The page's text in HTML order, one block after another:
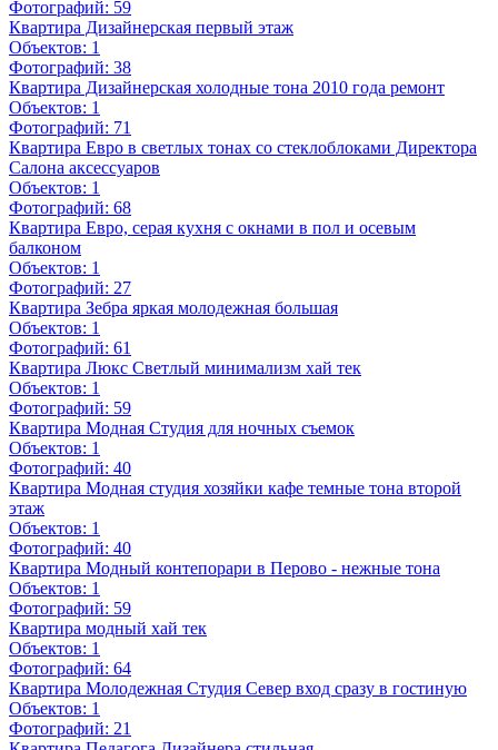
Фотографий: 59
Квартира Дизайнерская первый этаж
Объектов: 1
Фотографий: 38
Квартира Дизайнерская холодные тона 2010 года ремонт
Объектов: 1
Фотографий: 71
Квартира Евро в светлых тонах со стеклоблоками Директора
Салона аксессуаров
Объектов: 1
Фотографий: 68
Квартира Евро, серая кухня с окнами в пол и осевым
балконом
Объектов: 1
Фотографий: 27
Квартира Зебра яркая молодежная большая
Объектов: 1
Фотографий: 61
Квартира Люкс Светлый минимализм хай тек
Объектов: 1
Фотографий: 59
Квартира Модная Студия для ночных съемок
Объектов: 1
Фотографий: 40
Квартира Модная студия хозяйки кафе темные тона второй
этаж
Объектов: 1
Фотографий: 40
Квартира Модный контепорари в Перово - нежные тона
Объектов: 1
Фотографий: 59
Квартира модный хай тек
Объектов: 1
Фотографий: 64
Квартира Молодежная Студия Север вход сразу в гостиную
Объектов: 1
Фотографий: 21